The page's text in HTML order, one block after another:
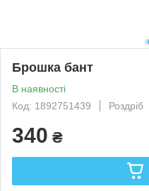
Брошка бант
В наявності
Код: 1892751439
Роздріб
340 ₴